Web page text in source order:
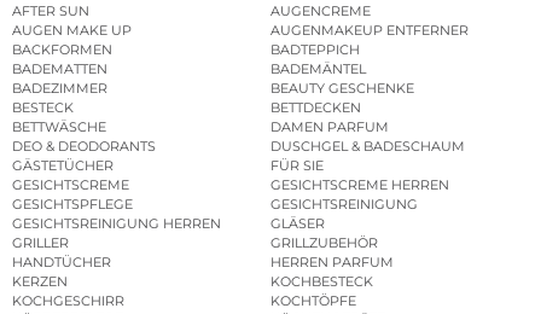
AFTER SUN
AUGENCREME
AUGEN MAKE UP
AUGENMAKEUP ENTFERNER
BACKFORMEN
BADTEPPICH
BADEMATTEN
BADEMÄNTEL
BADEZIMMER
BEAUTY GESCHENKE
BESTECK
BETTDECKEN
BETTWÄSCHE
DAMEN PARFUM
DEO & DEODORANTS
DUSCHGEL & BADESCHAUM
GÄSTETÜCHER
FÜR SIE
GESICHTSCREME
GESICHTSCREME HERREN
GESICHTSPFLEGE
GESICHTSREINIGUNG
GESICHTSREINIGUNG HERREN
GLÄSER
GRILLER
GRILLZUBEHÖR
HANDTÜCHER
HERREN PARFUM
KERZEN
KOCHBESTECK
KOCHGESCHIRR
KOCHTÖPFE